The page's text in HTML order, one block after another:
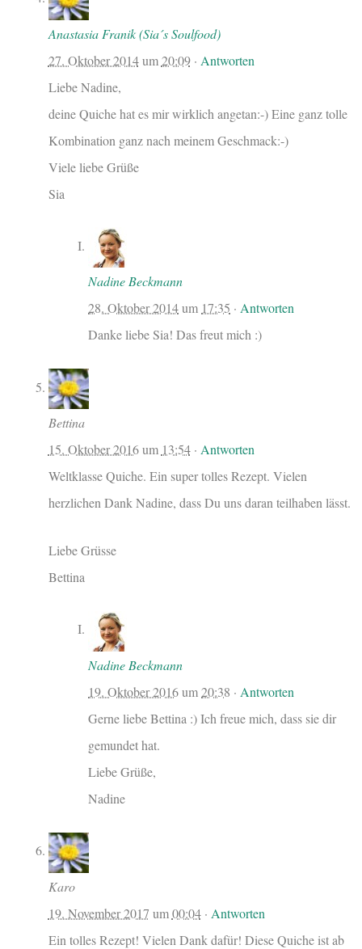
Anastasia Franik (Sia´s Soulfood)
27. Oktober 2014um20:09· Antworten
Liebe Nadine,
deine Quiche hat es mir wirklich angetan:-) Eine ganz tolle
Kombination ganz nach meinem Geschmack:-)
Viele liebe Grüße
Sia
Nadine Beckmann
28. Oktober 2014um 17:35 ·Antworten
Danke liebe Sia! Das freut mich :)
Bettina
15. Oktober 2016um 13:54· Antworten
Weltklasse Quiche. Ein super tolles Rezept. Vielen
herzlichen Dank Nadine, dass Du uns daran teilhaben lässt.
Liebe Grüsse
Bettina
Nadine Beckmann
19. Oktober 2016um20:38 · Antworten
Gerne liebe Bettina :) Ich freue mich, dass sie dir
gemundet hat.
Liebe Grüße,
Nadine
Karo
19. November 2017 um00:04· Antworten
Ein tolles Rezept! Vielen Dank dafür! Diese Quiche ist ab